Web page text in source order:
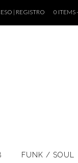
| REGISTRO 0 ITEMS
FUNK / SOUL